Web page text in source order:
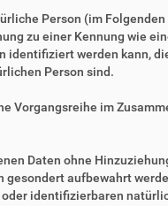
Person (im Folgenden
zu einer Kennung wie
identifiziert werden kann,
Person sind.
Vorgangsreihe im
Daten ohne
aufbewahrt
identifizierbaren